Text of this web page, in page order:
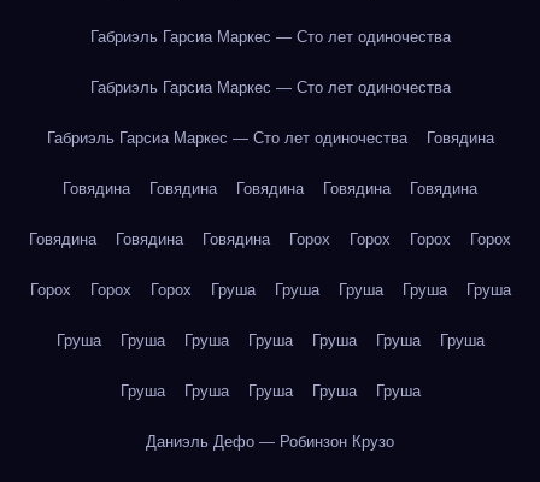
Габриэль Гарсиа Маркес — Сто лет одиночества
Габриэль Гарсиа Маркес — Сто лет одиночества
Габриэль Гарсиа Маркес — Сто лет одиночества Говядина
Говядина Говядина Говядина Говядина Говядина
Говядина Говядина Говядина Горох Горох Горох Горох
Горох Горох Горох Груша Груша Груша Груша Груша
Груша Груша Груша Груша Груша Груша Груша
Груша Груша Груша Груша Груша
Даниэль Дефо — Робинзон Крузо